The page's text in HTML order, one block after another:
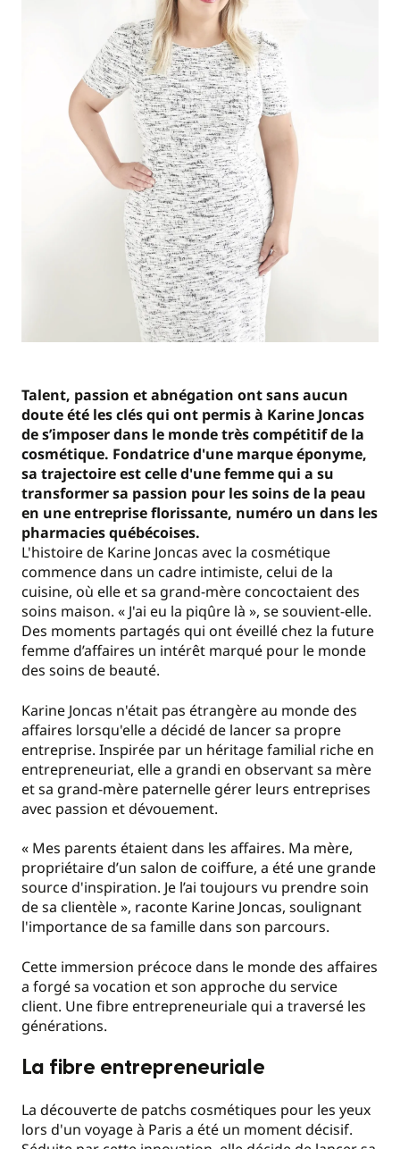
Talent, passion et abnégation ont sans aucun
doute été les clés qui ont permis à Karine Joncas
de s’imposer dans le monde très compétitif de la
cosmétique. Fondatrice d'une marque éponyme,
sa trajectoire est celle d'une femme qui a su
transformer sa passion pour les soins de la peau
en une entreprise florissante, numéro un dans les
pharmacies québécoises.
L'histoire de Karine Joncas avec la cosmétique
commence dans un cadre intimiste, celui de la
cuisine, où elle et sa grand-mère concoctaient des
soins maison. « J'ai eu la piqûre là », se souvient-elle.
Des moments partagés qui ont éveillé chez la future
femme d’affaires un intérêt marqué pour le monde
des soins de beauté.
Karine Joncas n'était pas étrangère au monde des
affaires lorsqu'elle a décidé de lancer sa propre
entreprise. Inspirée par un héritage familial riche en
entrepreneuriat, elle a grandi en observant sa mère
et sa grand-mère paternelle gérer leurs entreprises
avec passion et dévouement.
« Mes parents étaient dans les affaires. Ma mère,
propriétaire d’un salon de coiffure, a été une grande
source d'inspiration. Je l’ai toujours vu prendre soin
de sa clientèle », raconte Karine Joncas, soulignant
l'importance de sa famille dans son parcours.
Cette immersion précoce dans le monde des affaires
a forgé sa vocation et son approche du service
client. Une fibre entrepreneuriale qui a traversé les
générations.
La fibre entrepreneuriale
La découverte de patchs cosmétiques pour les yeux
lors d'un voyage à Paris a été un moment décisif.